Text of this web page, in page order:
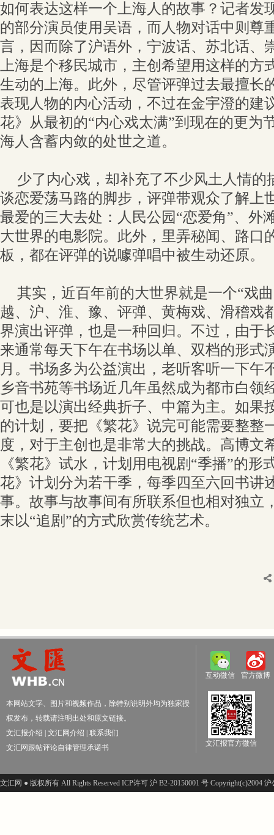
如何表达这样一个上海人的故事？记者发
的部分演员使用吴语，而人物对话中则尊
言，因而除了沪语外，宁波话、苏北话、
上海是个移民城市，主创希望用这样的方
生动的上海。此外，尽管评弹过去最擅长
表现人物的内心活动，不过在金宇澄的建
花》从最初的“内心戏太满”到现在的更为
海人含蓄内敛的处世之道。
少了内心戏，却补充了不少风土人情的
谈恋爱荡马路的脚步，评弹带观众了解上
最爱的三大去处：人民公园“恋爱角”、外
大世界的电影院。此外，里弄秘闻、路口
板，都在评弹的说噱弹唱中被生动还原。
其实，近百年前的大世界就是一个“戏
越、沪、淮、豫、评弹、黄梅戏、滑稽戏
界演出评弹，也是一种回归。不过，由于
来通常每天下午在书场以单、双档的形式
月。书场多为公益演出，老听客听一下午
乡音书苑等书场近几年虽然成为都市白领
可也是以演出经典折子、中篇为主。如果
的计划，要把《繁花》说完可能需要整整
度，对于主创也是非常大的挑战。高博文
《繁花》试水，计划用电视剧“季播”的形
花》计划分为若干季，每季四至六回书讲
事。故事与故事间有所联系但也相对独立
末以“追剧”的方式欣赏传统艺术。
本网站文字、图片和视频作品，除特别说明外均为独家授
权发布，转载请注明出处和原文链接。
文汇报介绍
文汇网介绍
联系我们
文汇网跟帖评论自律管理承诺书
互动微信 官方微博
文汇报官方微信
文汇网 ● 版权所有 All Rights Reserved ICP许可 沪 B2-20150001 号 Copyright(c)2004